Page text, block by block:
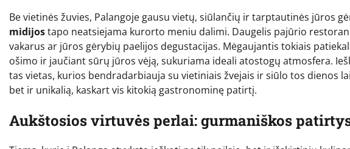
Be vietinės žuvies, Palangoje gausu vietų, siūlančių ir tarptautinės jūros
midijostapo neatsiejama kurorto meniu dalimi. Daugelis pajūrio
vakarus ar jūros gėrybių paelijos degustacijas. Mėgaujantis tokiais
ošimo ir jaučiant sūrų jūros vėją, sukuriama ideali atostogų atmosfera.
tas vietas, kurios bendradarbiauja su vietiniais žvejais ir siūlo tos dienos
bet ir unikalią, kaskart vis kitokią gastronominę patirtį.
Aukštosios virtuvės perlai: gurmaniškos